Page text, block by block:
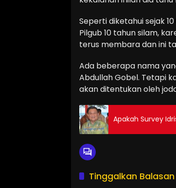
Seperti diketahui sejak
Pilgub 10 tahun silam,
terus membara dan ini
Ada beberapa nama
Abdullah Gobel. Tetapi
akan ditentukan oleh
Apakah Survey
Tinggalkan Balasan